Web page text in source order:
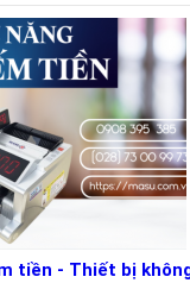
tiền - Thiết bị